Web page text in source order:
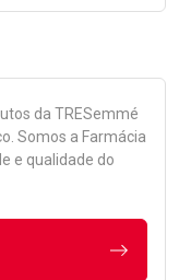
da TRESemmé
Somos a Farmácia
e qualidade do